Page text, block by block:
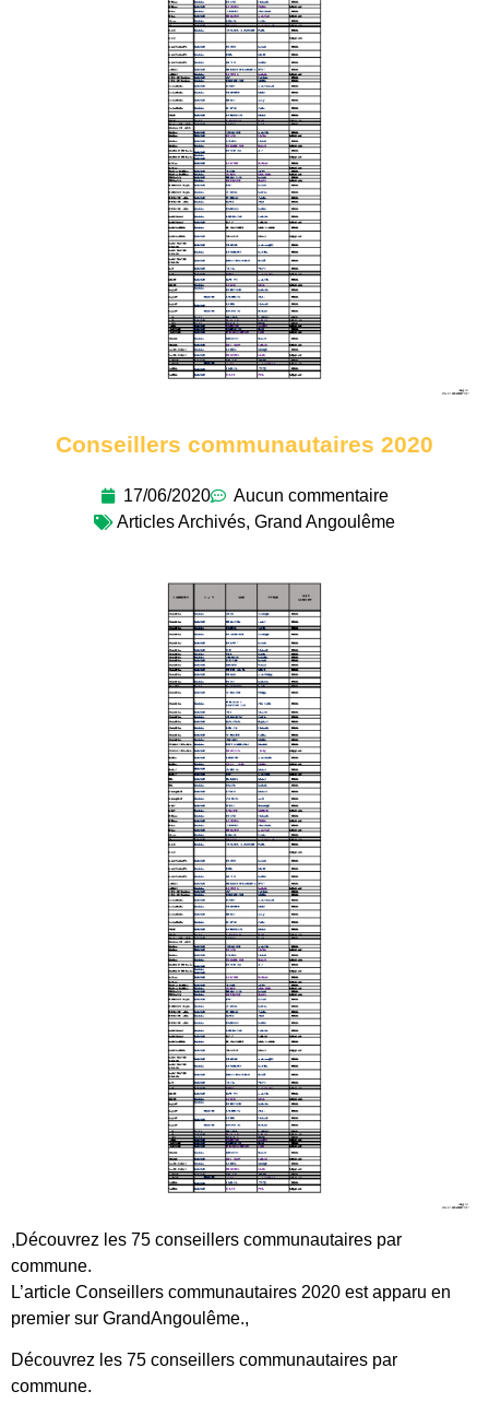
Conseillers communautaires 2020
17/06/2020
Aucun commentaire
Articles Archivés, Grand Angoulême
,Découvrez les 75 conseillers communautaires par
commune.
L’article Conseillers communautaires 2020 est apparu en
premier sur GrandAngoulême.,
Découvrez les 75 conseillers communautaires par
commune.